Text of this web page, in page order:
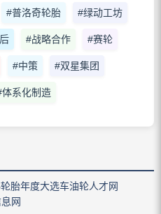
#普洛奇轮胎 #绿动工坊
#战略合作 #赛轮
#中策 #双星集团
体系化制造
胎年度大选车油轮人才网
网